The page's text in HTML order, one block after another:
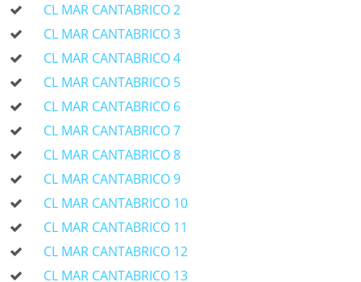
CL MAR CANTABRICO 2
CL MAR CANTABRICO 3
CL MAR CANTABRICO 4
CL MAR CANTABRICO 5
CL MAR CANTABRICO 6
CL MAR CANTABRICO 7
CL MAR CANTABRICO 8
CL MAR CANTABRICO 9
CL MAR CANTABRICO 10
CL MAR CANTABRICO 11
CL MAR CANTABRICO 12
CL MAR CANTABRICO 13